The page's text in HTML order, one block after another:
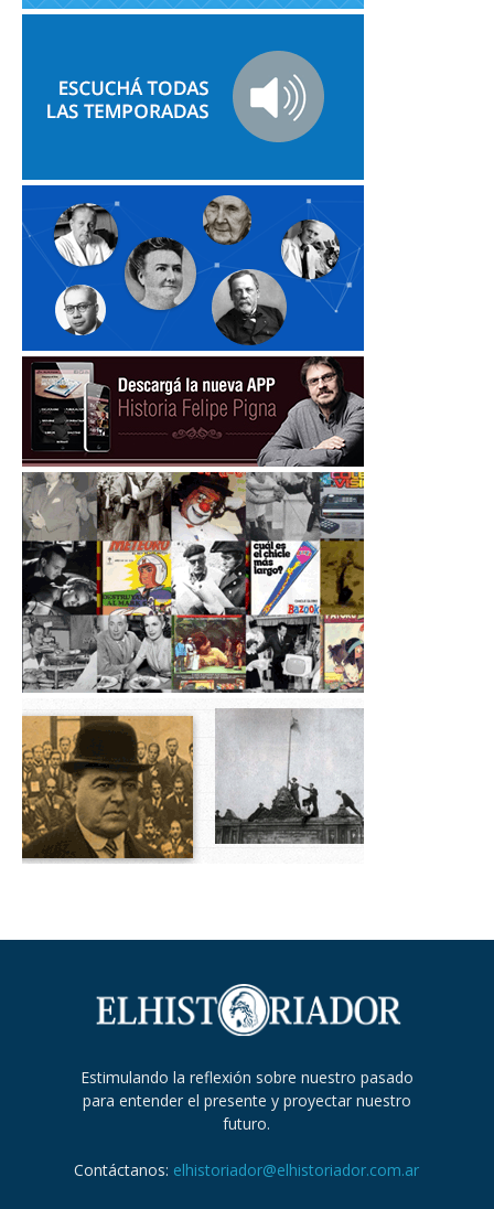
Estimulando la reflexión sobre nuestro pasado
para entender el presente y proyectar nuestro
futuro.
Contáctanos: elhistoriador@elhistoriador.com.ar